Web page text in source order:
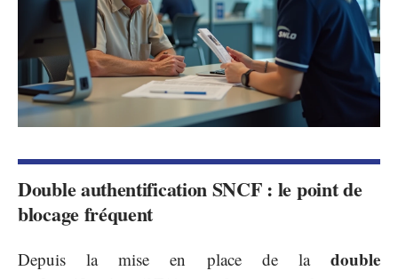
Double authentification SNCF : le point de
blocage fréquent
Depuis la mise en place de la double